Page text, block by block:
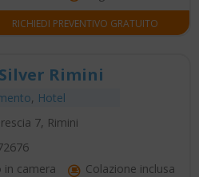
RICHIEDI PREVENTIVO GRATUITO
Rimini
, Hotel
7, Rimini
in camera
Colazione inclusa